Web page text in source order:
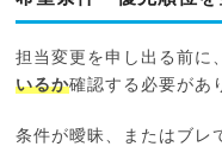
担当変更を申し出る前に、
いるか確認する必要があ
条件が曖昧、またはブレ